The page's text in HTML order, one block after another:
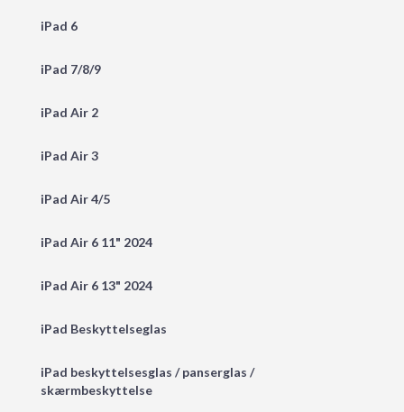
iPad 6
iPad 7/8/9
iPad Air 2
iPad Air 3
iPad Air 4/5
iPad Air 6 11" 2024
iPad Air 6 13" 2024
iPad Beskyttelseglas
iPad beskyttelsesglas / panserglas /
skærmbeskyttelse